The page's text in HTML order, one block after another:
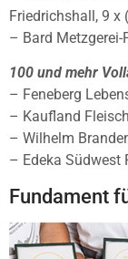
Friedrichshall, 9 x
– Bard Metzgerei-
100 und mehr
– Feneberg
– Kaufland
– Wilhelm
– Edeka Südwest
Fundament